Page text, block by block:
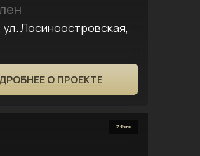
ул. Лосиноостровская,
О ПРОЕКТЕ
7 Фото